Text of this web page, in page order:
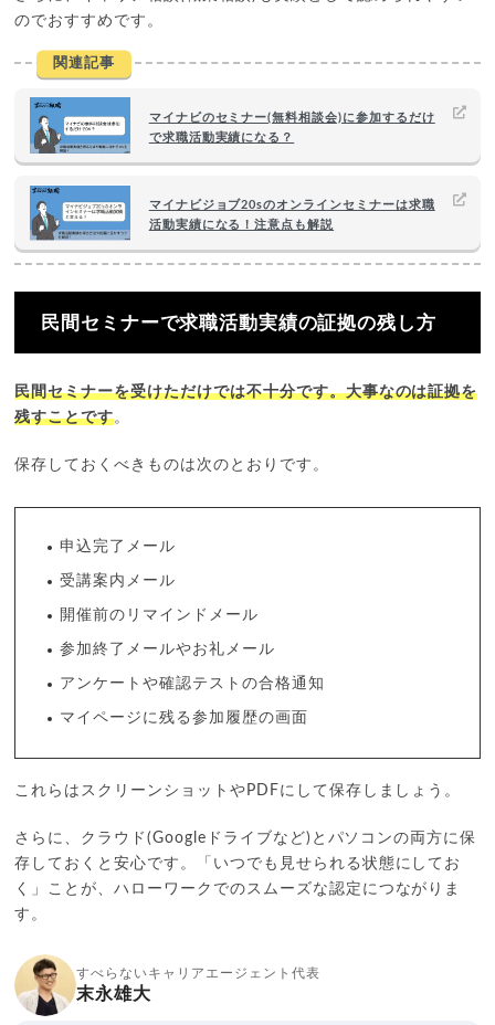
のでおすすめです。
関連記事
マイナビのセミナー(無料相談会)に参加するだけ
で求職活動実績になる？
マイナビジョブ20sのオンラインセミナーは求職
活動実績になる！注意点も解説
民間セミナーで求職活動実績の証拠の残し方
民間セミナーを受けただけでは不十分です。大事なのは証拠を
残すことです。
保存しておくべきものは次のとおりです。
申込完了メール
受講案内メール
開催前のリマインドメール
参加終了メールやお礼メール
アンケートや確認テストの合格通知
マイページに残る参加履歴の画面
これらはスクリーンショットやPDFにして保存しましょう。
さらに、クラウド(Googleドライブなど)とパソコンの両方に保
存しておくと安心です。「いつでも見せられる状態にしてお
く」ことが、ハローワークでのスムーズな認定につながりま
す。
すべらないキャリアエージェント代表
末永雄大